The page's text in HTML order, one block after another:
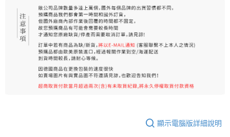
每筆NT$100，滿NT$999(含以上)免運費
離島宅配（澎湖、金門、馬祖、小琉球）
每筆NT$250，滿NT$3,000(含以上)免運費
付款後門市自取
顯示電腦版詳細說明